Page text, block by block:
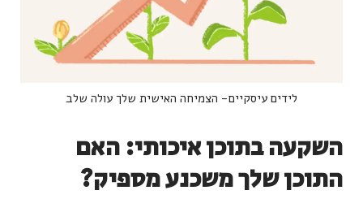
לידים עיסקיים- הצמיחה האישית שלך עולה שלב
השקעה בתוכן איכותי: האם
התוכן שלך משכנע מספיק?